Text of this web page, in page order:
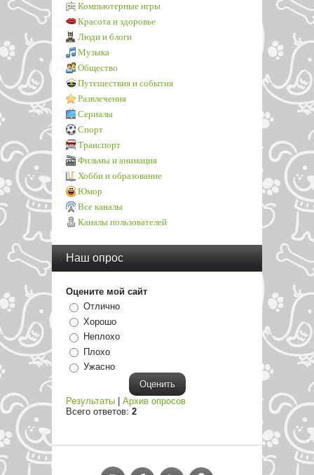
Компьютерные игры
Красота и здоровье
Люди и блоги
Музыка
Общество
Путешествия и события
Развлечения
Сериалы
Спорт
Транспорт
Фильмы и анимация
Хобби и образование
Юмор
Все каналы
Каналы пользователей
Наш опрос
Оцените мой сайт
Отлично
Хорошо
Неплохо
Плохо
Ужасно
Результаты
Архив опросов
Всего ответов: 2